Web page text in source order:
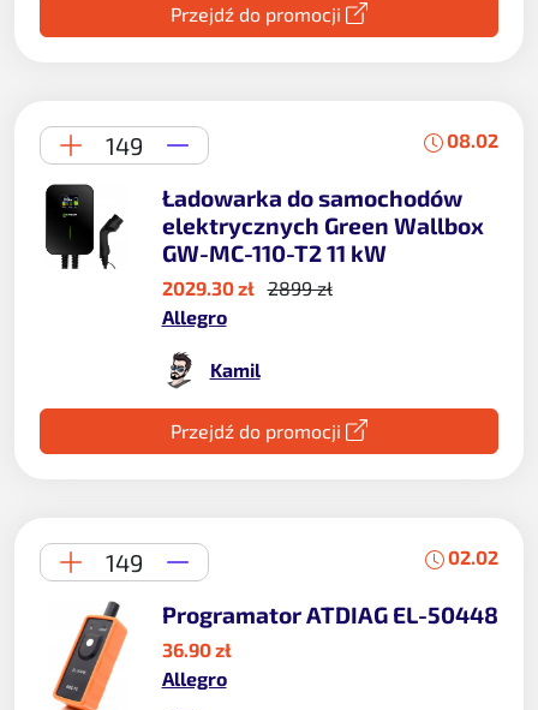
Przejdź do promocji
149 08.02
Ładowarka do samochodów
elektrycznych Green Wallbox
GW-MC-110-T2 11 kW
2029.30 zł 2899 zł
Allegro
Kamil
Przejdź do promocji
149 02.02
Programator ATDIAG EL-50448
36.90 zł
Allegro